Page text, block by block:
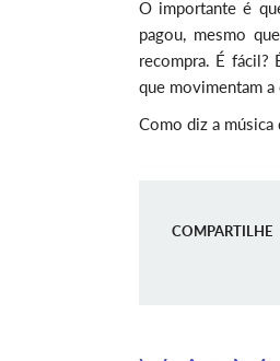
O importante é
pagou, mesmo
recompra. É fácil?
que movimentam
Como diz a música
COMPARTILHE